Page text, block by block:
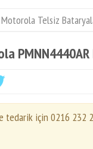
Motorola Telsiz
tedarik için 0216 232